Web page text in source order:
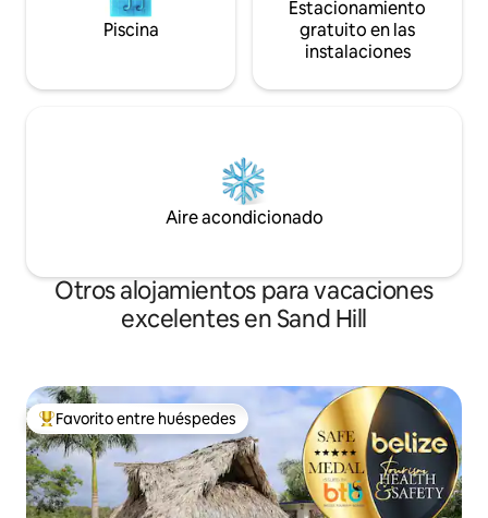
Piscina
Estacionamiento
gratuito en las
instalaciones
Aire acondicionado
Otros alojamientos para vacaciones
excelentes en Sand Hill
Favorito entre huéspedes preferido
Favorito entre huéspedes